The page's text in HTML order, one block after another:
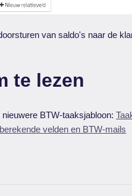
van saldo's naar de
te lezen
nieuwere BTW-taaksjabloon:
velden en BTW-mails